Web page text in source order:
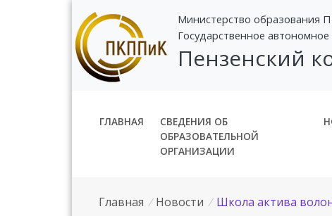
Министерство образования
Государственное
Пензенский
ГЛАВНАЯ
СВЕДЕНИЯ ОБ
ОБРАЗОВАТЕЛЬНОЙ
ОРГАНИЗАЦИИ
Главная / Новости / Школа актива